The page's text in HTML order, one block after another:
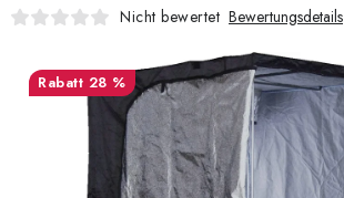
MICROGREENS
SMARTER GARTEN
Nicht bewertet Bewertungsdetails
28 %